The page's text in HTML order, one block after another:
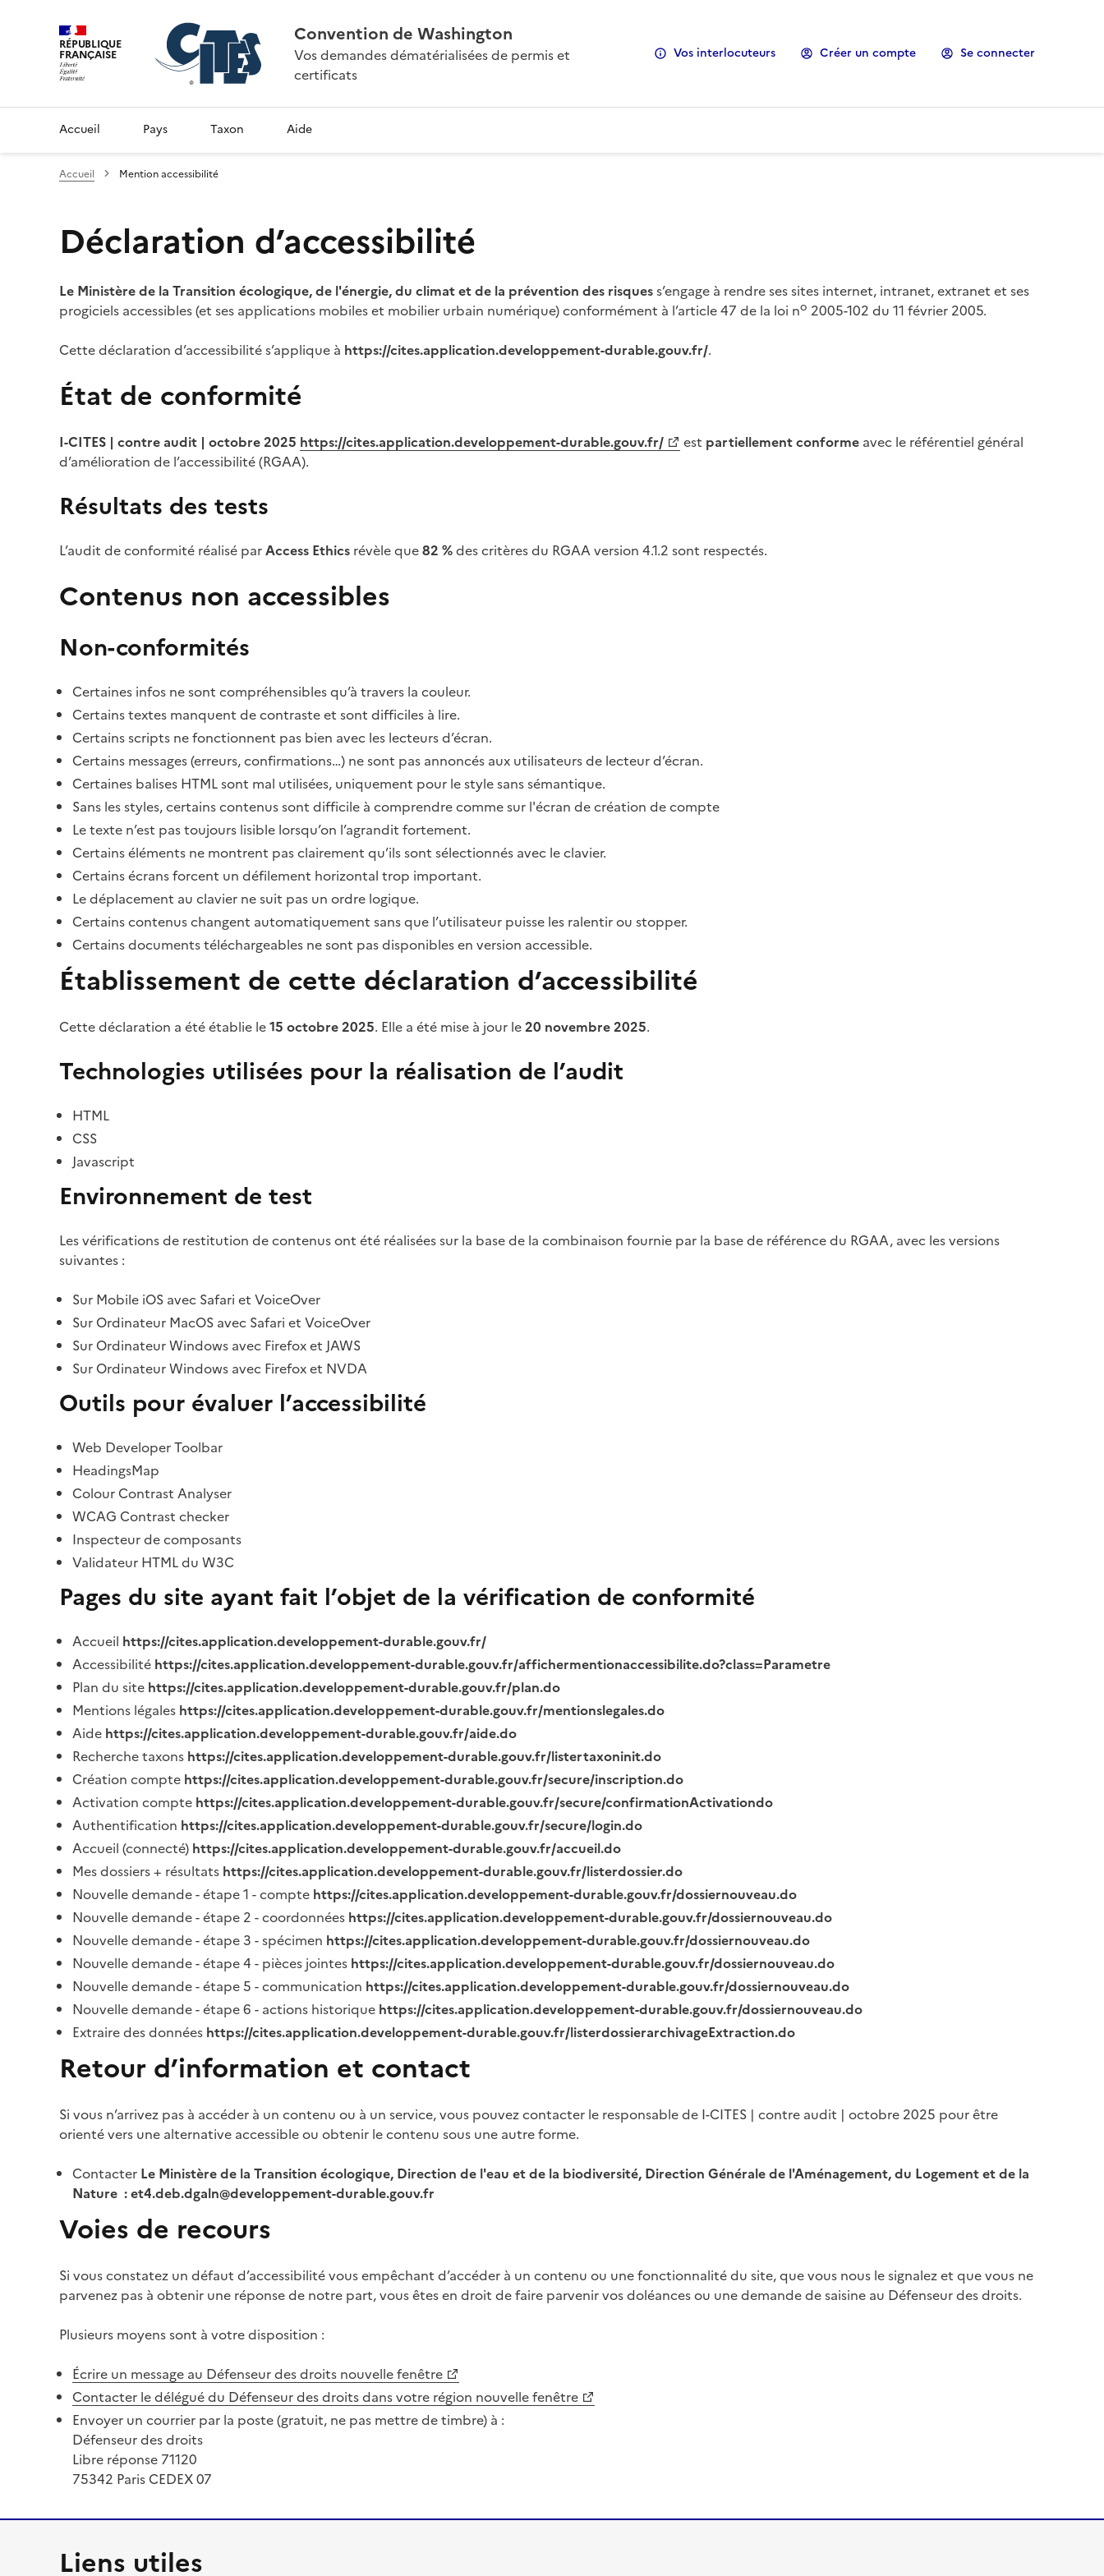
RÉPUBLIQUE
FRANÇAISE
Convention de Washington
Vos demandes dématérialisées de permis et
certificats
Vos interlocuteurs Créer un compte Se connecter
Accueil Pays Taxon Aide
Accueil Mention accessibilité
Déclaration d’accessibilité
Le Ministère de la Transition écologique, de l'énergie, du climat et de la prévention des risquess’engage à rendre ses sites internet, intranet, extranet et ses
progiciels accessibles (et ses applications mobiles et mobilier urbain numérique) conformément à l’article 47 de la loi no 2005-102 du 11 février 2005.
Cette déclaration d’accessibilité s’applique à https://cites.application.developpement-durable.gouv.fr/.
État de conformité
I-CITES | contre audit | octobre 2025 https://cites.application.developpement-durable.gouv.fr/ est partiellement conforme avec le référentiel général
d’amélioration de l’accessibilité (RGAA).
Résultats des tests
L’audit de conformité réalisé parAccess Ethics révèle que82 %des critères du RGAA version 4.1.2 sont respectés.
Contenus non accessibles
Non-conformités
Certaines infos ne sont compréhensibles qu’à travers la couleur.
Certains textes manquent de contraste et sont difficiles à lire.
Certains scripts ne fonctionnent pas bien avec les lecteurs d’écran.
Certains messages (erreurs, confirmations…) ne sont pas annoncés aux utilisateurs de lecteur d’écran.
Certaines balises HTML sont mal utilisées, uniquement pour le style sans sémantique.
Sans les styles, certains contenus sont difficile à comprendre comme sur l'écran de création de compte
Le texte n’est pas toujours lisible lorsqu’on l’agrandit fortement.
Certains éléments ne montrent pas clairement qu’ils sont sélectionnés avec le clavier.
Certains écrans forcent un défilement horizontal trop important.
Le déplacement au clavier ne suit pas un ordre logique.
Certains contenus changent automatiquement sans que l’utilisateur puisse les ralentir ou stopper.
Certains documents téléchargeables ne sont pas disponibles en version accessible.
Établissement de cette déclaration d’accessibilité
Cette déclaration a été établie le15 octobre 2025. Elle a été mise à jour le20 novembre 2025.
Technologies utilisées pour la réalisation de l’audit
HTML
CSS
Javascript
Environnement de test
Les vérifications de restitution de contenus ont été réalisées sur la base de la combinaison fournie par la base de référence du RGAA, avec les versions
suivantes :
Sur Mobile iOS avec Safari et VoiceOver
Sur Ordinateur MacOS avec Safari et VoiceOver
Sur Ordinateur Windows avec Firefox et JAWS
Sur Ordinateur Windows avec Firefox et NVDA
Outils pour évaluer l’accessibilité
Web Developer Toolbar
HeadingsMap
Colour Contrast Analyser
WCAG Contrast checker
Inspecteur de composants
Validateur HTML du W3C
Pages du site ayant fait l’objet de la vérification de conformité
Accueil https://cites.application.developpement-durable.gouv.fr/
Accessibilité https://cites.application.developpement-durable.gouv.fr/affichermentionaccessibilite.do?class=Parametre
Plan du site https://cites.application.developpement-durable.gouv.fr/plan.do
Mentions légales https://cites.application.developpement-durable.gouv.fr/mentionslegales.do
Aide https://cites.application.developpement-durable.gouv.fr/aide.do
Recherche taxons https://cites.application.developpement-durable.gouv.fr/listertaxoninit.do
Création compte https://cites.application.developpement-durable.gouv.fr/secure/inscription.do
Activation compte https://cites.application.developpement-durable.gouv.fr/secure/confirmationActivationdo
Authentification https://cites.application.developpement-durable.gouv.fr/secure/login.do
Accueil (connecté) https://cites.application.developpement-durable.gouv.fr/accueil.do
Mes dossiers + résultats https://cites.application.developpement-durable.gouv.fr/listerdossier.do
Nouvelle demande - étape 1 - compte https://cites.application.developpement-durable.gouv.fr/dossiernouveau.do
Nouvelle demande - étape 2 - coordonnées https://cites.application.developpement-durable.gouv.fr/dossiernouveau.do
Nouvelle demande - étape 3 - spécimen https://cites.application.developpement-durable.gouv.fr/dossiernouveau.do
Nouvelle demande - étape 4 - pièces jointes https://cites.application.developpement-durable.gouv.fr/dossiernouveau.do
Nouvelle demande - étape 5 - communication https://cites.application.developpement-durable.gouv.fr/dossiernouveau.do
Nouvelle demande - étape 6 - actions historique https://cites.application.developpement-durable.gouv.fr/dossiernouveau.do
Extraire des données https://cites.application.developpement-durable.gouv.fr/listerdossierarchivageExtraction.do
Retour d’information et contact
Si vous n’arrivez pas à accéder à un contenu ou à un service, vous pouvez contacter le responsable de I-CITES | contre audit | octobre 2025 pour être
orienté vers une alternative accessible ou obtenir le contenu sous une autre forme.
Contacter Le Ministère de la Transition écologique, Direction de l'eau et de la biodiversité, Direction Générale de l'Aménagement, du Logement et de la
Nature : et4.deb.dgaln@developpement-durable.gouv.fr
Voies de recours
Si vous constatez un défaut d’accessibilité vous empêchant d’accéder à un contenu ou une fonctionnalité du site, que vous nous le signalez et que vous ne
parvenez pas à obtenir une réponse de notre part, vous êtes en droit de faire parvenir vos doléances ou une demande de saisine au Défenseur des droits.
Plusieurs moyens sont à votre disposition :
Écrire un message au Défenseur des droits nouvelle fenêtre
Contacter le délégué du Défenseur des droits dans votre région nouvelle fenêtre
Envoyer un courrier par la poste (gratuit, ne pas mettre de timbre) à :
Défenseur des droits
Libre réponse 71120
75342 Paris CEDEX 07
Liens utiles